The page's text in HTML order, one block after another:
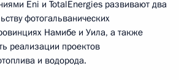
Eni и TotalEnergies развивают два
фотогальванических
Намибе и Уила, а также
реализации проектов
и водорода.